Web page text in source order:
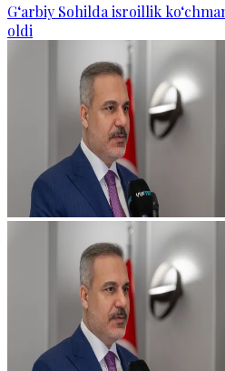
G‘arbiy Sohilda isroillik
oldi